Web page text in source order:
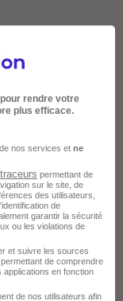
Courte
rendre votre
plus efficace.
nos services et ne
permettant de
sur le site, de
des utilisateurs,
de
garantir la sécurité
ou les violations de
et suivre les sources
de comprendre
en fonction
de nos utilisateurs afin